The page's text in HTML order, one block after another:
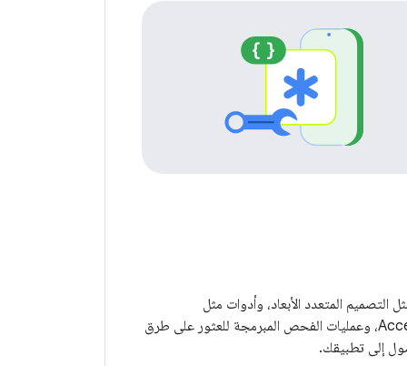
التصميم المتعدد الأبعاد، وأدوات مثل
Accessibility Scanner، وعمليات الفحص المبرمجة للعثور على طرق
إلى تطبيقك.